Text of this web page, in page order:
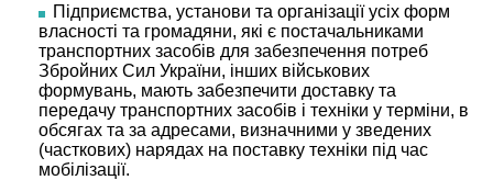
Підприємства, установи та організації усіх форм
власності та громадяни, які є постачальниками
транспортних засобів для забезпечення потреб
Збройних Сил України, інших військових
формувань, мають забезпечити доставку та
передачу транспортних засобів і техніки у терміни, в
обсягах та за адресами, визначними у зведених
(часткових) нарядах на поставку техніки під час
мобілізації.